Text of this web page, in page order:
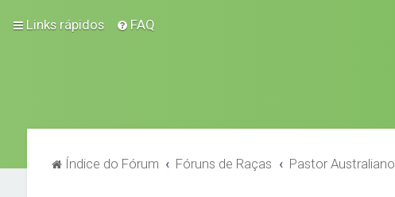
Links rápidos FAQ
Índice do Fórum Fóruns de Raças Pastor Australiano